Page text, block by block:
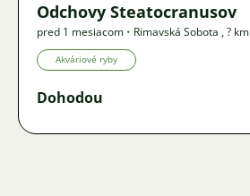
Odchovy Steatocranusov
pred 1 mesiacom • Rimavská Sobota ,? km
Akváriové ryby
Dohodou